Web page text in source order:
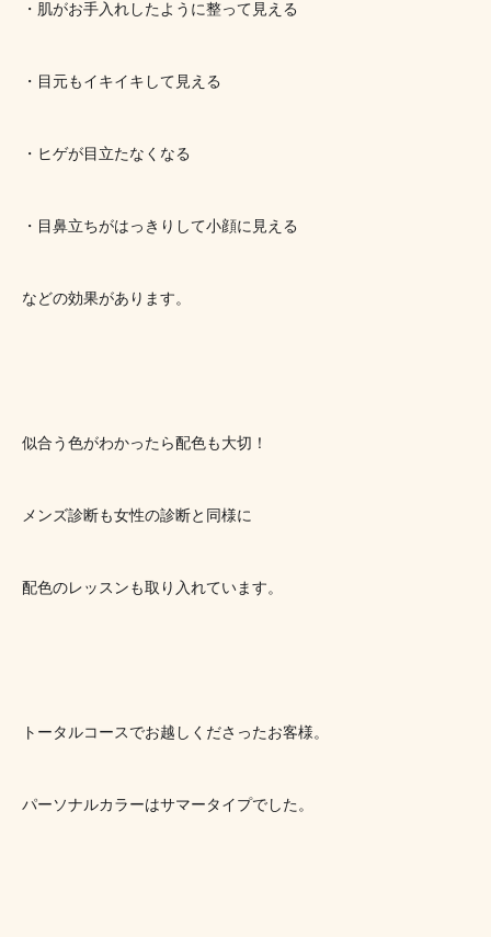
・肌がお手入れしたように整って見える
・目元もイキイキして見える
・ヒゲが目立たなくなる
・目鼻立ちがはっきりして小顔に見える
などの効果があります。
似合う色がわかったら配色も大切！
メンズ診断も女性の診断と同様に
配色のレッスンも取り入れています。
トータルコースでお越しくださったお客様。
パーソナルカラーはサマータイプでした。